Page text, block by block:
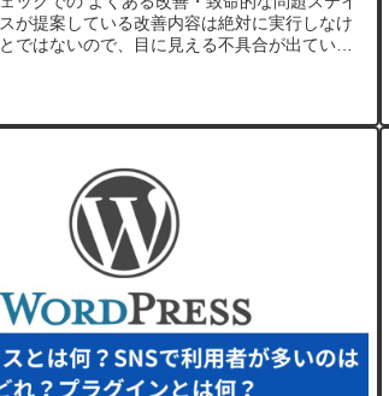
が提案している改善内容は絶対に実行しなけ
ではないので、目に見える不具合が出ていな